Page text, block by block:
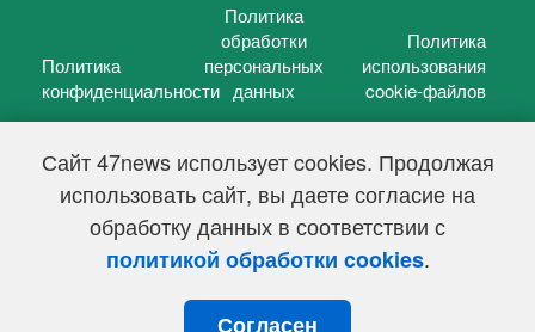
Сайт 47news использует cookies. Продолжая
использовать сайт, вы даете согласие на
обработку данных в соответствии с
политикой обработки cookies.
Согласен
Политика
конфиденциальности
Политика
обработки
персональных
данных
Политика
использования
cookie-файлов
47 новостей (47 news)2005 — 2026 г.
Свидетельство о регистрации СМИ Эл № ФС 77-39848, выдано
Федеральной службой по надзору в сфере связи,
информационных технологий и массовых коммуникаций